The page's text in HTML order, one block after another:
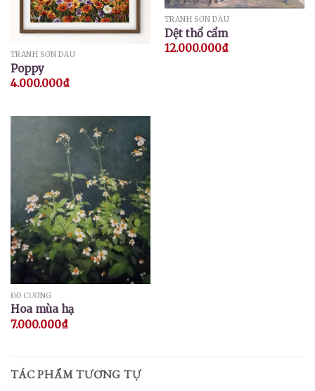
TRANH SƠN DẦU
Poppy
4.000.000₫
TRANH SƠN DẦU
Dệt thổ cẩm
12.000.000₫
ĐỖ CƯỜNG
Hoa mùa hạ
7.000.000₫
TÁC PHẨM TƯƠNG TỰ